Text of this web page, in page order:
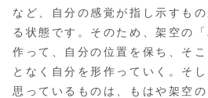
など、自分の感覚が指し示すも
る状態です。そのため、架空の
作って、自分の位置を保ち、そ
となく自分を形作っていく。そ
思っているものは、もはや架空